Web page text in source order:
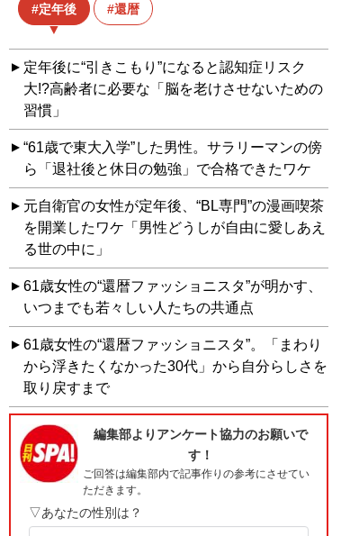
定年後 還暦
定年後に“引きこもり”になると認知症リスク
大!?高齢者に必要な「脳を老けさせないための
習慣」
“61歳で東大入学”した男性。サラリーマンの傍
ら「退社後と休日の勉強」で合格できたワケ
元自衛官の女性が定年後、“BL専門”の漫画喫茶
を開業したワケ「男性どうしが自由に愛しあえ
る世の中に」
61歳女性の“還暦ファッショニスタ”が明かす、
いつまでも若々しい人たちの共通点
61歳女性の“還暦ファッショニスタ”。「まわり
から浮きたくなかった30代」から自分らしさを
取り戻すまで